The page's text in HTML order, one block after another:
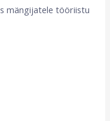
mängijatele tööriistu